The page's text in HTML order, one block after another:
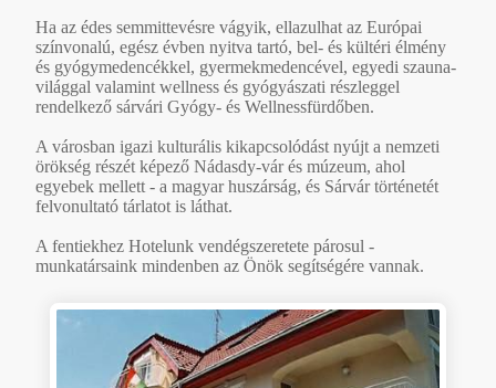
Ha az édes semmittevésre vágyik, ellazulhat az Európai
színvonalú, egész évben nyitva tartó, bel- és kültéri élmény
és gyógymedencékkel, gyermekmedencével, egyedi szauna-
világgal valamint wellness és gyógyászati részleggel
rendelkező sárvári Gyógy- és Wellnessfürdőben.
A városban igazi kulturális kikapcsolódást nyújt a nemzeti
örökség részét képező Nádasdy-vár és múzeum, ahol
egyebek mellett - a magyar huszárság, és Sárvár történetét
felvonultató tárlatot is láthat.
A fentiekhez Hotelunk vendégszeretete párosul -
munkatársaink mindenben az Önök segítségére vannak.